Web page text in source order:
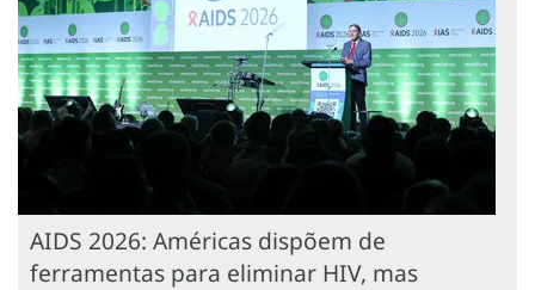
AIDS 2026: Américas dispõem de
ferramentas para eliminar HIV, mas